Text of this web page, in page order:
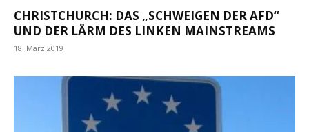
CHRISTCHURCH: DAS „SCHWEIGEN DER AFD“
UND DER LÄRM DES LINKEN MAINSTREAMS
18. März 2019